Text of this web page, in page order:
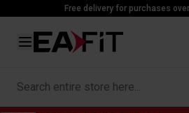
Skip to ContentFree delivery for purchases
Search entire store here...